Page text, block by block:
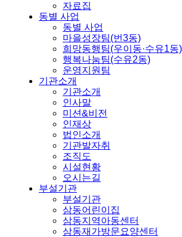
자료집
동별 사업
동별 사업
마을성장팀(번3동)
희망동행팀(우이동·수유1동)
행복나눔팀(수유2동)
운영지원팀
기관소개
기관소개
인사말
미션&비전
인재상
법인소개
기관발자취
조직도
시설현황
오시는길
부설기관
부설기관
삼동어린이집
삼동지역아동센터
삼동재가방문요양센터